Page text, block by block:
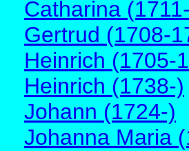
Catharina
Gertrud (1708-
Heinrich (1705-
Heinrich (1738-)
Johann (1724-)
Johanna Maria